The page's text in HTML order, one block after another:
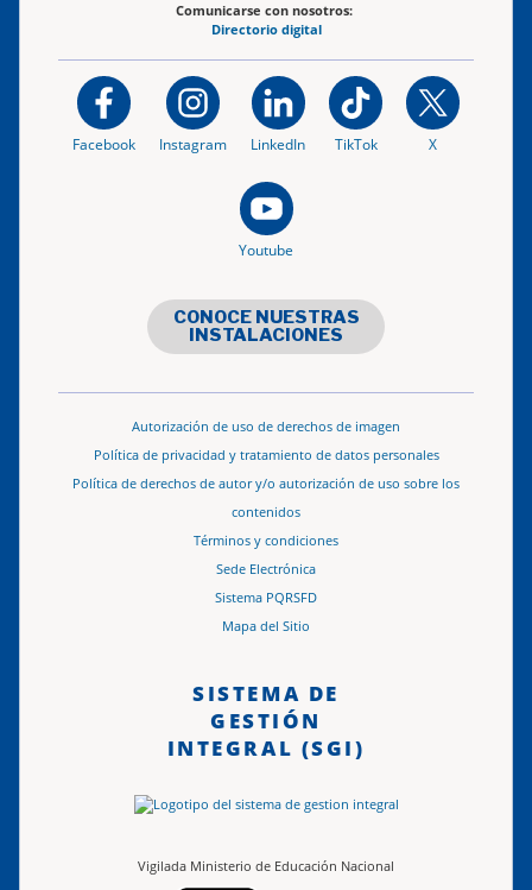
Comunicarse con nosotros:
Directorio digital
Facebook Instagram LinkedIn TikTok X
Youtube
CONOCE NUESTRAS
INSTALACIONES
Autorización de uso de derechos de imagen
Política de privacidad y tratamiento de datos personales
Política de derechos de autor y/o autorización de uso sobre los
contenidos
Términos y condiciones
Sede Electrónica
Sistema PQRSFD
Mapa del Sitio
SISTEMA DE
GESTIÓN
INTEGRAL (SGI)
Vigilada Ministerio de Educación Nacional